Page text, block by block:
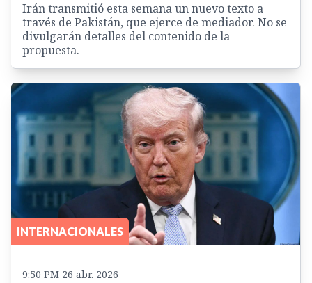
Irán transmitió esta semana un nuevo texto a
través de Pakistán, que ejerce de mediador. No se
divulgarán detalles del contenido de la
propuesta.
INTERNACIONALES
9:50 PM 26 abr. 2026